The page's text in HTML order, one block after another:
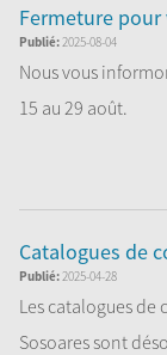
Fermeture pour
Publié:2025-08-04
Nous vous
15 au 29 août.
Catalogues de
Publié:2025-04-28
Les catalogues de
Sosoares sont